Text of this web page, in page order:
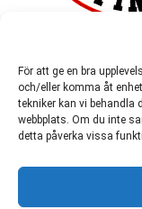
För att ge en bra
och/eller komma åt
tekniker kan vi behandla
webbplats. Om du inte
detta påverka vissa